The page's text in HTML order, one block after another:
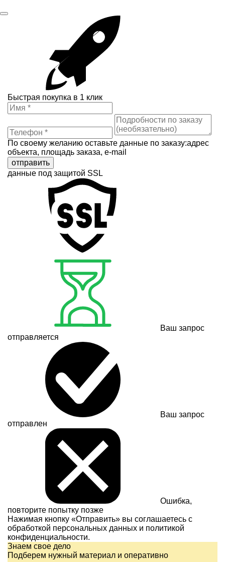
Быстрая покупка в 1 клик
По своему желанию оставьте данные по заказу:адрес
объекта, площадь заказа, e-mail
отправить
данные под защитой SSL
Ваш запрос
отправляется
Ваш запрос
отправлен
Ошибка,
повторите попытку позже
Нажимая кнопку «Отправить» вы соглашаетесь с
обработкой персональных данных и политикой
конфиденциальности.
Знаем свое дело
Подберем нужный материал и оперативно